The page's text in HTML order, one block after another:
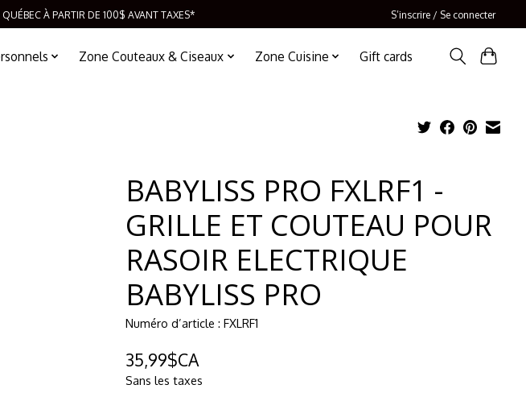
À PARTIR DE 100$ AVANT TAXES* S’inscrire / Se connecter
Zone Couteaux & Ciseaux Zone Cuisine Gift cards
BABYLISS PRO FXLRF1 -
GRILLE ET COUTEAU POUR
RASOIR ELECTRIQUE
BABYLISS PRO
Numéro d’article : FXLRF1
35,99$CA
Sans les taxes